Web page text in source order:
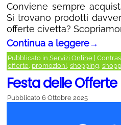
Conviene sempre
Si trovano prodotti
offerte civetta?
Continua a leggere→
Pubblicato in Servizi Online |
offerte promozioni shopping
Festa delle Offerte
Pubblicato 6 Ottobre 2025